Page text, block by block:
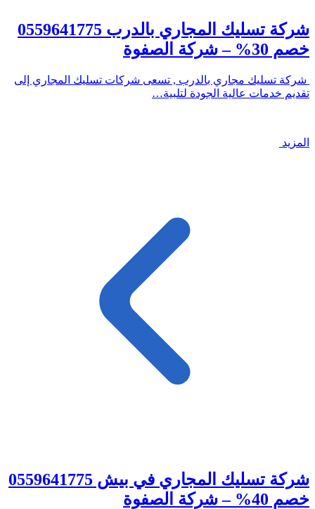
شركة تسليك المجاري بالدرب 0559641775
خصم 30% – شركة الصفوة
شركة تسليك مجاري بالدرب , تسعى شركات تسليك المجاري إلى
تقديم خدمات عالية الجودة لتلبية…
المزيد
شركة تسليك المجاري في بيش 0559641775
خصم 40% – شركة الصفوة